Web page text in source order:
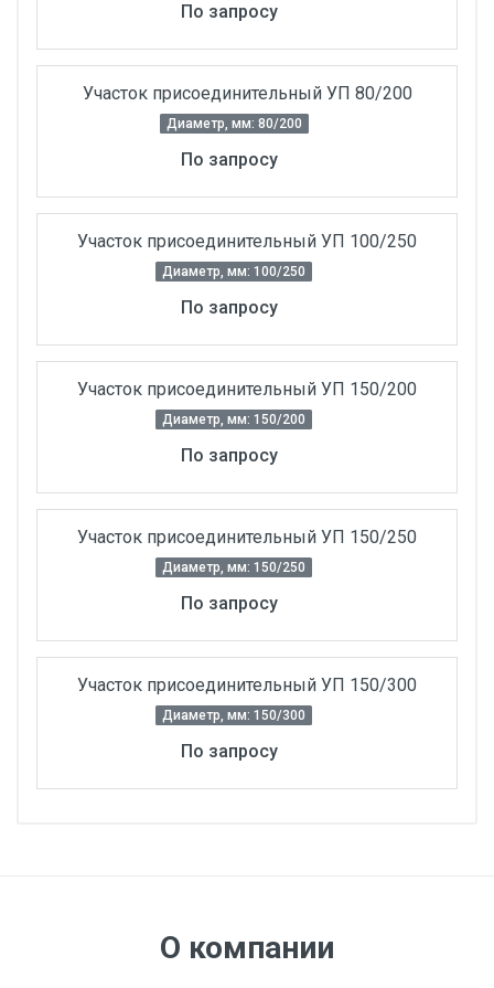
По запросу
Участок присоединительный УП 80/200
Диаметр, мм: 80/200
По запросу
Участок присоединительный УП 100/250
Диаметр, мм: 100/250
По запросу
Участок присоединительный УП 150/200
Диаметр, мм: 150/200
По запросу
Участок присоединительный УП 150/250
Диаметр, мм: 150/250
По запросу
Участок присоединительный УП 150/300
Диаметр, мм: 150/300
По запросу
Электроописание:О компании